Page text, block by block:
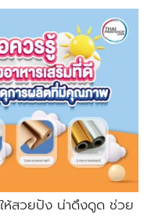
ห้สวยปัง น่าดึงดูด ช่วย